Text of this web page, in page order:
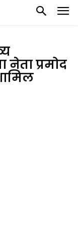
नेता प्रमोद